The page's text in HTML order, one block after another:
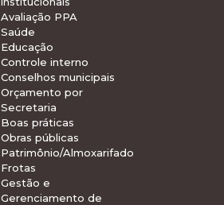
Avaliação PPA
Saúde
Educação
Controle interno
Conselhos municipais
Orçamento por
Secretaria
Boas práticas
Obras públicas
Patrimônio/Almoxarifado
Frotas
Gestão e
Gerenciamento de